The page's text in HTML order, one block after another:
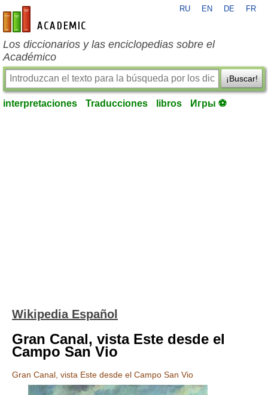
es-academic.com
RU EN DE FR
Los diccionarios y las enciclopedias sobre el
Académico
¡Buscar!
interpretaciones Traducciones libros Игры ⚽
Wikipedia Español
Gran Canal, vista Este desde el
Campo San Vio
Gran Canal, vista Este desde el Campo San Vio